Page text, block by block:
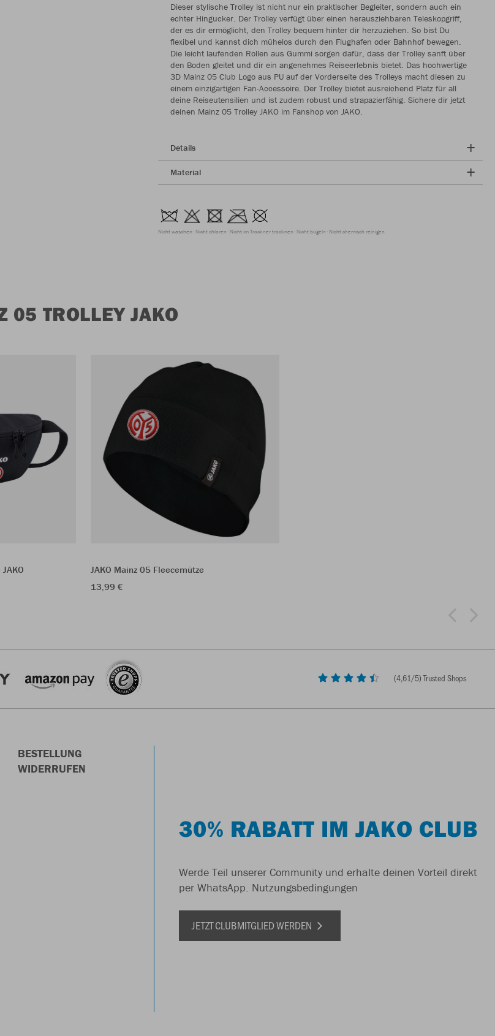
Dieser stylische Trolley ist nicht nur ein praktischer Begleiter, sondern auch ein
echter Hingucker. Der Trolley verfügt über einen herausziehbaren Teleskopgriff,
der es dir ermöglicht, den Trolley bequem hinter dir herzuziehen. So bist Du
flexibel und kannst dich mühelos durch den Flughafen oder Bahnhof bewegen.
Die leicht laufenden Rollen aus Gummi sorgen dafür, dass der Trolley sanft über
den Boden gleitet und dir ein angenehmes Reiseerlebnis bietet. Das hochwertige
3D Mainz 05 Club Logo aus PU auf der Vorderseite des Trolleys macht diesen zu
einem einzigartigen Fan-Accessoire. Der Trolley bietet ausreichend Platz für all
deine Reiseutensilien und ist zudem robust und strapazierfähig. Sichere dir jetzt
deinen Mainz 05 Trolley JAKO im Fanshop von JAKO.
Details
Material
Nicht waschen Nicht chloren Nicht im Trockner trocknen Nicht bügeln Nicht chemisch reinigen
05 TROLLEY JAKO
JAKO Mainz 05 Fleecemütze
13,99 €
(4,61/5) Trusted Shops
BESTELLUNG
WIDERRUFEN
30% RABATT IM JAKO CLUB
Werde Teil unserer Community und erhalte deinen Vorteil direkt
per WhatsApp. Nutzungsbedingungen
JETZT CLUBMITGLIED WERDEN